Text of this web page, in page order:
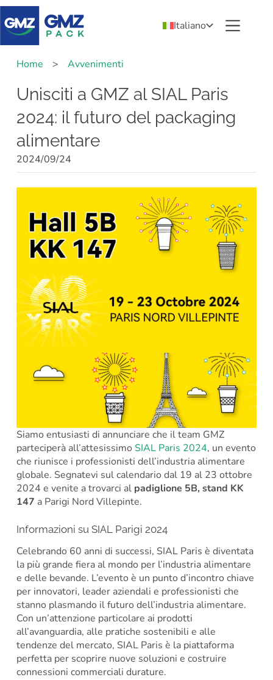
Italiano
Home > Avvenimenti
Unisciti a GMZ al SIAL Paris
2024: il futuro del packaging
alimentare
2024/09/24
Siamo entusiasti di annunciare che il team GMZ
parteciperà all’attesissimo SIAL Paris 2024, un evento
che riunisce i professionisti dell’industria alimentare
globale. Segnatevi sul calendario dal 19 al 23 ottobre
2024 e venite a trovarci al padiglione 5B, stand KK
147 a Parigi Nord Villepinte.
Informazioni su SIAL Parigi 2024
Celebrando 60 anni di successi, SIAL Paris è diventata
la più grande fiera al mondo per l’industria alimentare
e delle bevande. L’evento è un punto d’incontro chiave
per innovatori, leader aziendali e professionisti che
stanno plasmando il futuro dell’industria alimentare.
Con un’attenzione particolare ai prodotti
all’avanguardia, alle pratiche sostenibili e alle
tendenze del mercato, SIAL Paris è la piattaforma
perfetta per scoprire nuove soluzioni e costruire
connessioni commerciali durature.